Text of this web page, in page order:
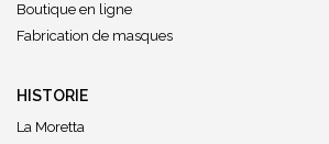
Boutique en ligne
Fabrication de masques
HISTORIE
La Moretta